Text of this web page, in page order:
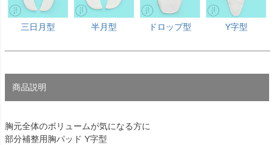
三日月型 半月型 ドロップ型 Y字型
商品説明
胸元全体のボリュームが気になる方に
部分補整用胸パッド Y字型